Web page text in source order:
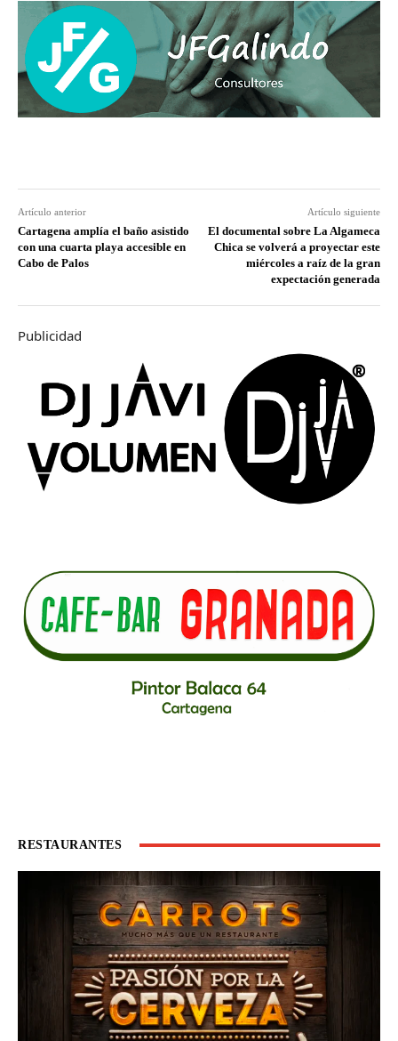
Artículo anterior
Cartagena amplía el baño asistido
con una cuarta playa accesible en
Cabo de Palos
Artículo siguiente
El documental sobre La Algameca
Chica se volverá a proyectar este
miércoles a raíz de la gran
expectación generada
Publicidad
RESTAURANTES